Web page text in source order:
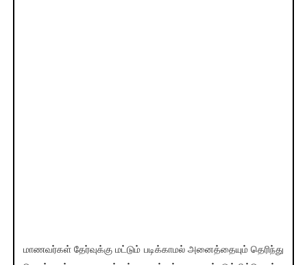
மாணவர்கள் தேர்வுக்கு மட்டும் படிக்காமல் அனைத்தையும் தெரிந்து